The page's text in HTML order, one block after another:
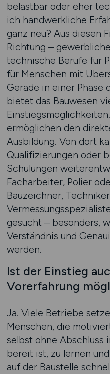
belastbar oder eher
ich handwerkliche
ganz neu? Aus diesen
Richtung –
technische Berufe für
für Menschen mit
Gerade in einer Phase
bietet das Bauwesen
ermöglichen den
Ausbildung. Von dort
Qualifizierungen oder
Schulungen
Facharbeiter, Polier
Bauzeichner,
gesucht – besonders,
Verständnis und
werden.
Ist der Einstieg
Vorerfahrung
Ja. Viele Betriebe
Menschen, die
selbst ohne Abschluss
bereit ist, zu lernen
auf der Baustelle